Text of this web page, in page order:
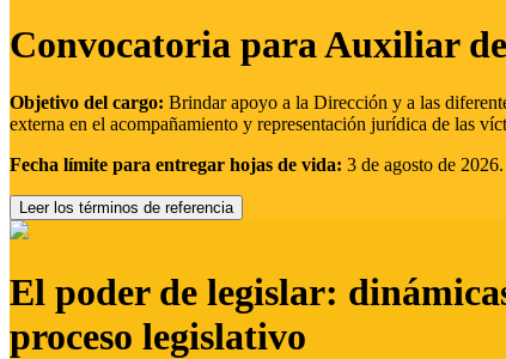
Convocatoria para Auxiliar
Objetivo del cargo: Brindar apoyo a la Dirección y a las
externa en el acompañamiento y representación jurídica de las
Fecha límite para entregar hojas de vida: 3 de agosto de 2026.
Leer los términos de referencia
El poder de legislar:
proceso legislativo